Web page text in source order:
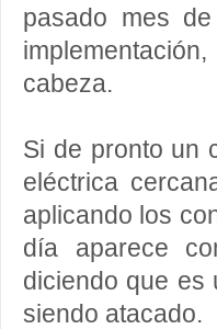
pasado mes
cabeza.
Si de pronto un
eléctrica
aplicando los
día aparece
diciendo que es
siendo atacado.